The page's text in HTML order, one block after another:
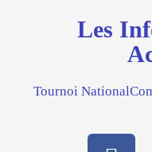
Les
Tournoi National
F